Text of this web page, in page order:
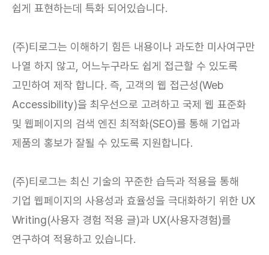
쉽게 표현하는데 특화 되어있습니다.
(주)티로그는 이해하기 힘든 내용이나 과도한 미사여구만
나열 하지 않고, 어느누구라도 쉽게 접근할 수 있도록
고민하여 제작 합니다. 즉, 고객의 웹 접근성(Web
Accessibility)을 최우선으로 고려하고 국제 웹 표준화
및 웹페이지의 검색 엔진 최적화(SEO)를 통해 기업과
제품의 홍보가 잘될 수 있도록 지원합니다.
(주)티로그는 최신 기술의 꾸준한 습득과 적용을 통해
기업 웹페이지의 사용성과 효율성을 극대화하기 위한 UX
Writing(사용자 경험 적용 글)과 UX(사용자경험)를
연구하여 적용하고 있습니다.